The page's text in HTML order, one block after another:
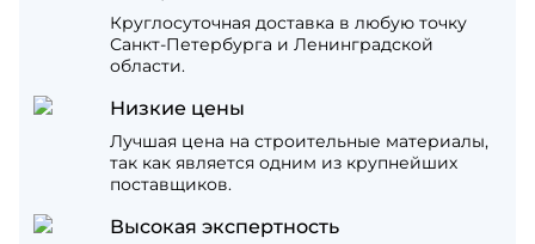
Круглосуточная доставка в любую точку
Санкт-Петербурга и Ленинградской
области.
Низкие цены
Лучшая цена на строительные материалы,
так как является одним из крупнейших
поставщиков.
Высокая экспертность